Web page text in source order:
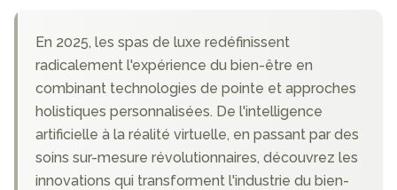
En 2025, les spas de luxe redéfinissent
radicalement l'expérience du bien-être en
combinant technologies de pointe et approches
holistiques personnalisées. De l'intelligence
artificielle à la réalité virtuelle, en passant par des
soins sur-mesure révolutionnaires, découvrez les
innovations qui transforment l'industrie du bien-